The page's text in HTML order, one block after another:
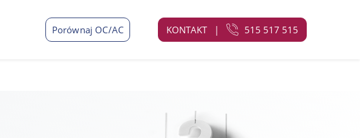
Porównaj OC/AC KONTAKT | 515 517 515